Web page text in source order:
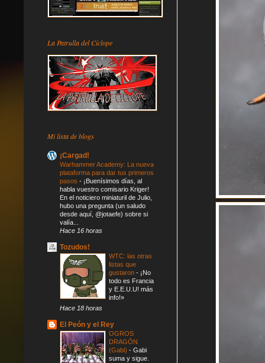
La Patrulla del Cíclope
Mi lista de blogs
¡Cargad!
Warhammer Academy: La nueva
plataforma para dar tus primeros
pasos - ¡Buenísimos días, al
habla vuestro comisario Kriger!
En el noticiero miniaturil de Julio,
hubo una pregunta (un saludo
desde aquí, @jotaefe) sobre si
valía...
Hace 16 horas
Tozudos!
WTC: las otras
listas que
gustaron - ¡No
todo es Francia
y E.E.U.U! más
info!»
Hace 18 horas
El Peón y el Rey
OGROS
DRAGÓN
(Gabi) - Gabi
suma y sigue.